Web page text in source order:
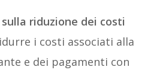
riduzione dei costi
i costi associati alla
e dei pagamenti con